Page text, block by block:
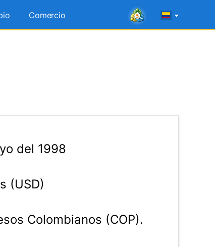
Comercio
del 1998
(USD)
Colombianos (COP).